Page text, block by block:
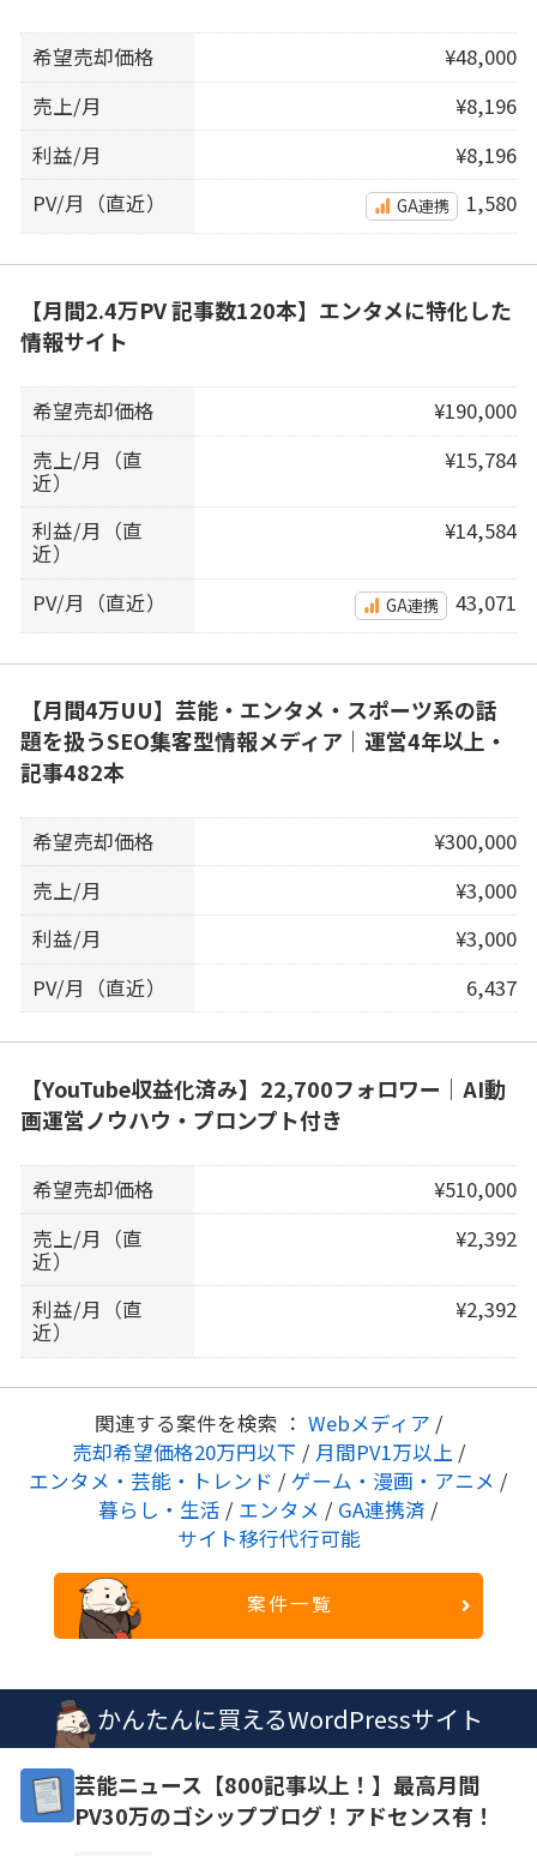
希望売却価格
¥48,000
売上/月
¥8,196
利益/月
¥8,196
PV/月（直近）
GA連携 1,580
【月間2.4万PV 記事数120本】エンタメに特化した
情報サイト
希望売却価格
¥190,000
売上/月（直
近）
¥15,784
利益/月（直
近）
¥14,584
PV/月（直近） GA連携 43,071
【月間4万UU】芸能・エンタメ・スポーツ系の話
題を扱うSEO集客型情報メディア｜運営4年以上・
記事482本
希望売却価格
¥300,000
売上/月
¥3,000
利益/月
¥3,000
PV/月（直近）
6,437
【YouTube収益化済み】22,700フォロワー｜AI動
画運営ノウハウ・プロンプト付き
希望売却価格
¥510,000
売上/月（直
近）
¥2,392
利益/月（直
近）
¥2,392
関連する案件を検索 ： Webメディア /
売却希望価格20万円以下 / 月間PV1万以上 /
エンタメ・芸能・トレンド / ゲーム・漫画・アニメ /
暮らし・生活 / エンタメ / GA連携済 /
サイト移行代行可能
案件一覧
かんたんに買えるWordPressサイト
芸能ニュース【800記事以上！】最高月間
PV30万のゴシップブログ！アドセンス有！